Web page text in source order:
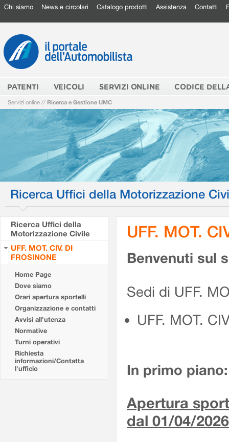
Chi siamo News e circolari Catalogo prodotti Assistenza Contatti
PATENTI VEICOLI SERVIZI ONLINE CODICE
Servizi online // Ricerca e Gestione UMC
Ricerca Uffici della Motorizzazione
Ricerca Uffici della
Motorizzazione Civile
UFF. MOT. CIV. DI
FROSINONE
Home Page
Dove siamo
Orari apertura sportelli
Organizzazione e contatti
Avvisi all'utenza
Normative
Turni operativi
Richiesta
informazioni/Contatta
l'ufficio
UFF. MOT.
Benvenuti sul
Sedi di UFF.
UFF. MOT.
In primo piano:
Apertura
dal 01/04/2026